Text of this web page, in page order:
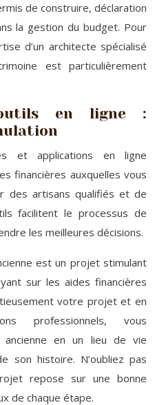
de construire, déclaration
la gestion du budget. Pour
d’un architecte spécialisé
est particulièrement
en ligne :
et applications en ligne
financières auxquelles vous
des artisans qualifiés et de
facilitent le processus de
les meilleures décisions.
est un projet stimulant
sur les aides financières
votre projet et en
professionnels, vous
en un lieu de vie
son histoire. N’oubliez pas
repose sur une bonne
de chaque étape.